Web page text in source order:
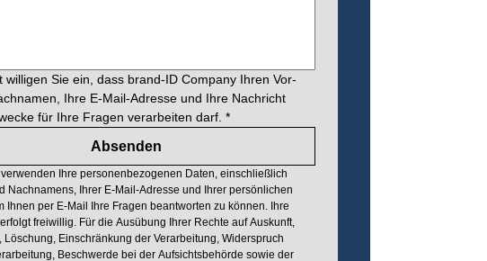
willigen Sie ein, dass brand-ID Company Ihren Vor-
Ihre E-Mail-Adresse und Ihre Nachricht
für Ihre Fragen verarbeiten darf. *
Absenden
Ihre personenbezogenen Daten, einschließlich
Nachnamens, Ihrer E-Mail-Adresse und Ihrer persönlichen
Ihnen per E-Mail Ihre Fragen beantworten zu können. Ihre
freiwillig. Für die Ausübung Ihrer Rechte auf Auskunft,
Löschung, Einschränkung der Verarbeitung, Widerspruch
Beschwerde bei der Aufsichtsbehörde sowie der